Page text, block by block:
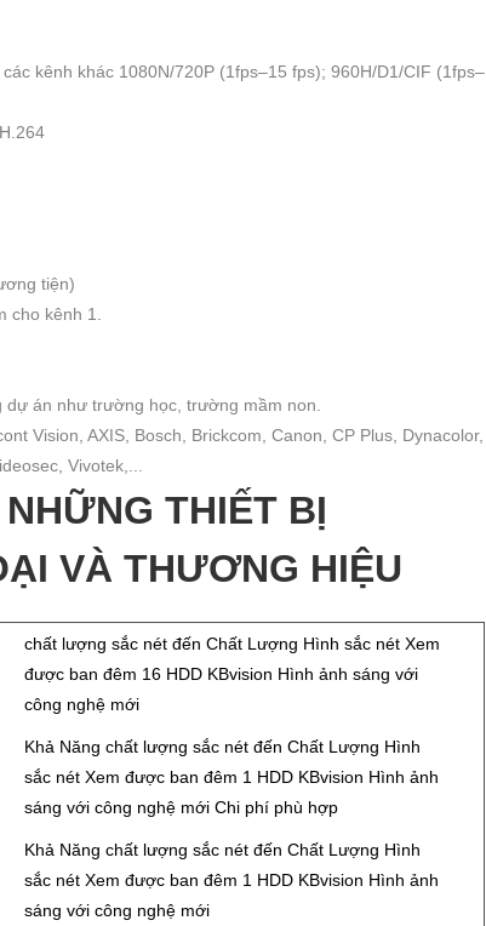
kênh khác 1080N/720P (1fps–15 fps); 960H/D1/CIF (1fps–
tiện)
cho kênh 1.
dự án như trường học, trường mầm non.
Vision, AXIS, Bosch, Brickcom, Canon, CP Plus, Dynacolor,
Vivotek,...
THIẾT BỊ
VÀ THƯƠNG HIỆU
chất lượng sắc nét đến Chất Lượng Hình sắc nét Xem
được ban đêm 16 HDD KBvision Hình ảnh sáng với
công nghệ mới
Khả Năng chất lượng sắc nét đến Chất Lượng Hình
sắc nét Xem được ban đêm 1 HDD KBvision Hình ảnh
sáng với công nghệ mới Chi phí phù hợp
Khả Năng chất lượng sắc nét đến Chất Lượng Hình
sắc nét Xem được ban đêm 1 HDD KBvision Hình ảnh
sáng với công nghệ mới